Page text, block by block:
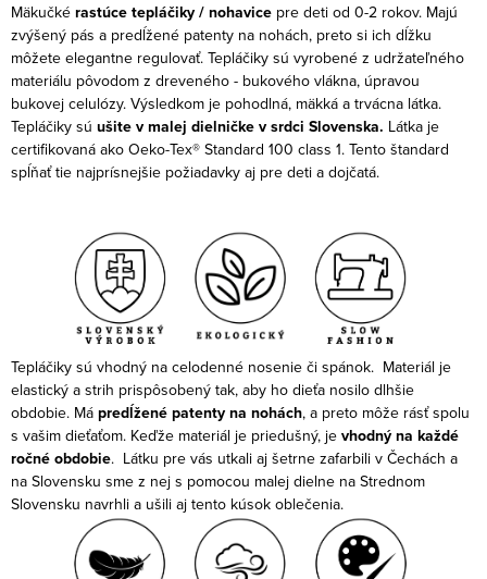
Mäkučké rastúce tepláčiky / nohavice pre deti od 0-2 rokov. Majú
zvýšený pás a predĺžené patenty na nohách, preto si ich dĺžku
môžete elegantne regulovať. Tepláčiky sú vyrobené z udržateľného
materiálu pôvodom z dreveného - bukového vlákna, úpravou
bukovej celulózy. Výsledkom je pohodlná, mäkká a trvácna látka.
Tepláčiky sú ušite v malej dielničke v srdci Slovenska. Látka je
certifikovaná ako Oeko-Tex® Standard 100 class 1. Tento štandard
spĺňať tie najprísnejšie požiadavky aj pre deti a dojčatá.
Tepláčiky sú vhodný na celodenné nosenie či spánok. Materiál je
elastický a strih prispôsobený tak, aby ho dieťa nosilo dlhšie
obdobie. Má predĺžené patenty na nohách, a preto môže rásť spolu
s vašim dieťaťom. Keďže materiál je priedušný, je vhodný na každé
ročné obdobie. Látku pre vás utkali aj šetrne zafarbili v Čechách a
na Slovensku sme z nej s pomocou malej dielne na Strednom
Slovensku navrhli a ušili aj tento kúsok oblečenia.